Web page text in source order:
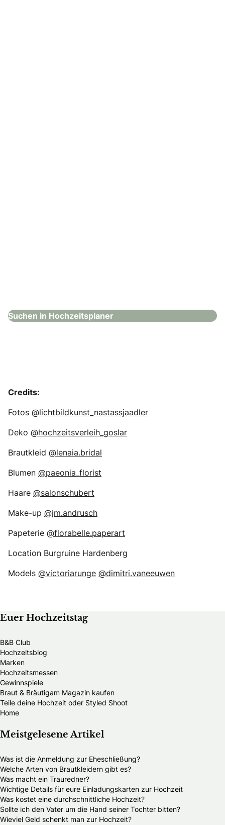
Suchen in Hochzeitsplaner
Credits:
Fotos @lichtbildkunst_nastassjaadler
Deko @hochzeitsverleih_goslar
Brautkleid @lenaia.bridal
Blumen @paeonia_florist
Haare @salonschubert
Make-up @jm.andrusch
Papeterie @florabelle.paperart
Location Burgruine Hardenberg
Models @victoriarunge @dimitri.vaneeuwen
Euer Hochzeitstag
B&B Club
Hochzeitsblog
Marken
Hochzeitsmessen
Gewinnspiele
Braut & Bräutigam Magazin kaufen
Teile deine Hochzeit oder Styled Shoot
Home
Meistgelesene Artikel
Was ist die Anmeldung zur Eheschließung?
Welche Arten von Brautkleidern gibt es?
Was macht ein Trauredner?
Wichtige Details für eure Einladungskarten zur Hochzeit
Was kostet eine durchschnittliche Hochzeit?
Sollte ich den Vater um die Hand seiner Tochter bitten?
Wieviel Geld schenkt man zur Hochzeit?